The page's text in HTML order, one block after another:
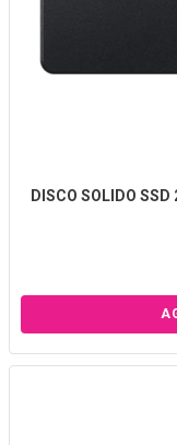
DISCO SOLIDO